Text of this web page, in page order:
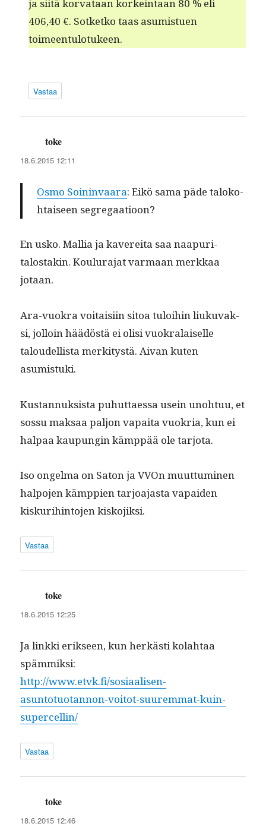
ja siitä kor­vataan korkein­taan 80 % eli
406,40 €. Sotketko taas asum­istuen
toimeentulotukeen.
Vastaa
toke
18.6.2015 12:11
Osmo Soin­in­vaara: Eikö sama päde taloko­
htaiseen segregaatioon?
En usko. Mallia ja kavere­i­ta saa naa­pu­ri­
talostakin. Koulu­ra­jat var­maan merkkaa
jotaan.
Ara-vuokra voitaisi­in sitoa tuloi­hin liuku­vak­
si, jol­loin häädöstä ei olisi vuokralaiselle
taloudel­lista merk­i­tys­tä. Aivan kuten
asumistuki.
Kus­tan­nuk­sista puhut­taes­sa usein uno­htuu, et
sos­su mak­saa paljon vapai­ta vuokria, kun ei
hal­paa kaupun­gin kämp­pää ole tarjota.
Iso ongel­ma on Saton ja VVOn muut­tumi­nen
halpo­jen kämp­pi­en tar­joa­jas­ta vapaiden
kiskuri­hin­to­jen kiskojiksi.
Vastaa
toke
18.6.2015 12:25
Ja link­ki erik­seen, kun herkästi kolah­taa
spämmiksi:
http://www.etvk.fi/sosiaalisen-
asuntotuotannon-voitot-suuremmat-kuin-
supercellin/
Vastaa
toke
18.6.2015 12:46